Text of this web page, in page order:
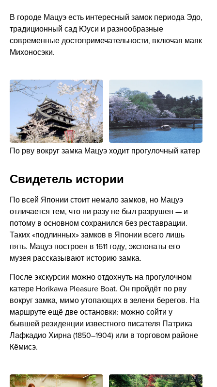
В городе Мацуэ есть интересный замок периода Эдо,
традиционный сад Юуси и разнообразные
современные достопримечательности, включая маяк
Михоносэки.
По рву вокруг замка Мацуэ ходит прогулочный катер
Свидетель истории
По всей Японии стоит немало замков, но Мацуэ
отличается тем, что ни разу не был разрушен — и
потому в основном сохранился без реставрации.
Таких «подлинных» замков в Японии всего лишь
пять. Мацуэ построен в 1611 году, экспонаты его
музея рассказывают историю замка.
После экскурсии можно отдохнуть на прогулочном
катере Horikawa Pleasure Boat. Он пройдёт по рву
вокруг замка, мимо утопающих в зелени берегов. На
маршруте ещё две остановки: можно сойти у
бывшей резиденции известного писателя Патрика
Лафкадио Хирна (1850–1904) или в торговом районе
Кёмисэ.